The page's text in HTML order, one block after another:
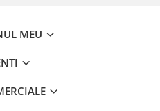
MEU